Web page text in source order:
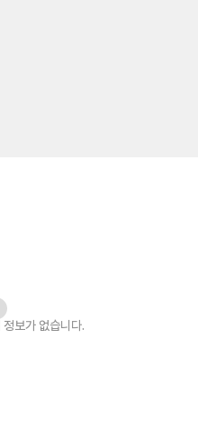
정보가 없습니다.